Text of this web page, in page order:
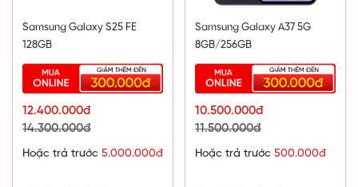
Samsung Galaxy S25 FE
128GB
12.400.000đ
14.300.000đ
Hoặc trả trước 5.000.000đ
Samsung Galaxy A37 5G
8GB/256GB
10.500.000đ
11.500.000đ
Hoặc trả trước 500.000đ